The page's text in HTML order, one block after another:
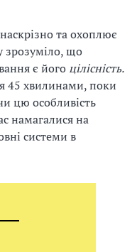
та охоплює
зрозуміло, що
є йогоцілісність.
45 хвилинами, поки
цю особливість
намагалися на
системи в